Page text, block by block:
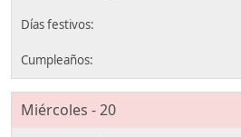
Miércoles - 20